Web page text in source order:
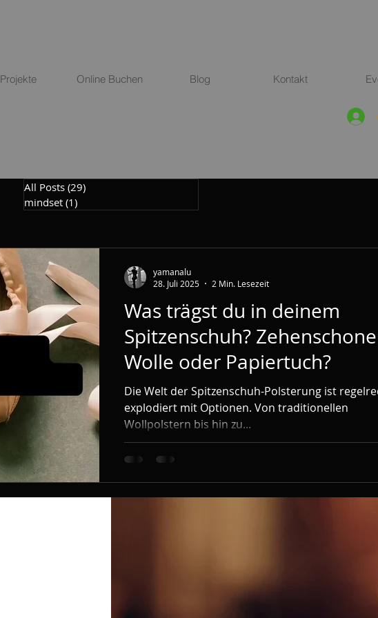
Projekte Online Buchen Blog Kontakt
Was trägst du in deinem
Spitzenschuh?
Wolle oder Papiertuch?
Die Welt der Spitzenschuh-Polsterung ist
explodiert mit Optionen. Von traditionellen
Wollpolstern bis hin zu...
yamanalu
28. Juli 2025
2 Min. Lesezeit
All Posts (29)
mindset (1)